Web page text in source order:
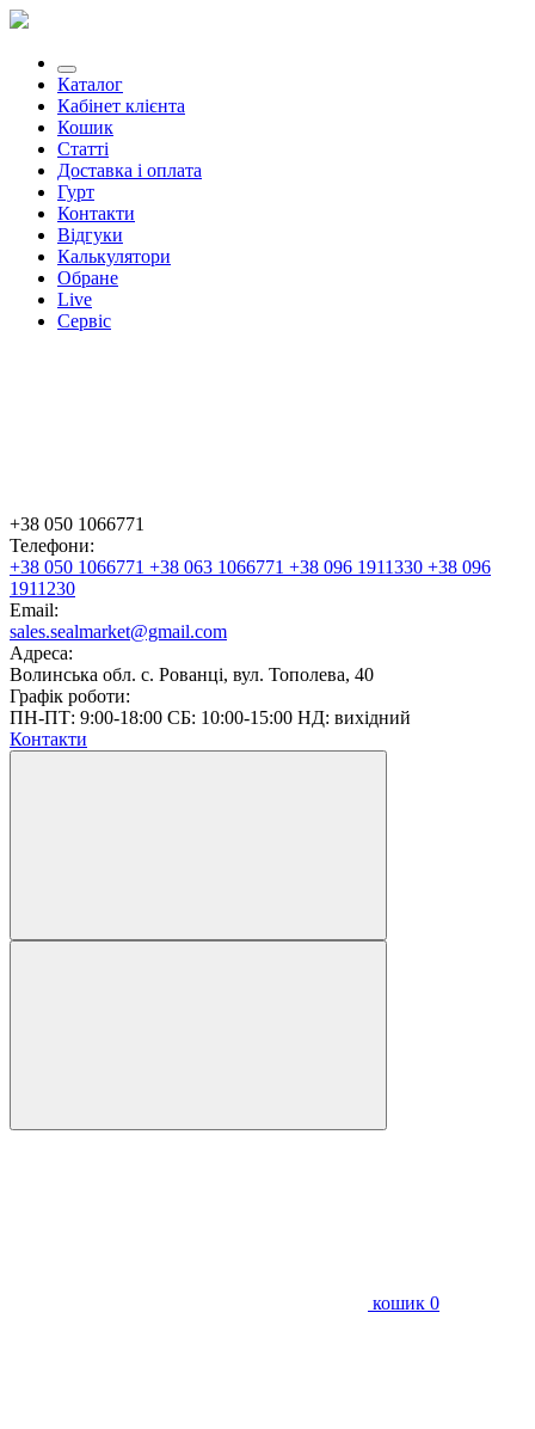
Каталог
Кабінет клієнта
Кошик
Статті
Доставка і оплата
Гурт
Контакти
Відгуки
Калькулятори
Обране
Live
Сервіс
+38 050 1066771
Телефони:
+38 050 1066771 +38 063 1066771 +38 096 1911330 +38 096
1911230
Email:
sales.sealmarket@gmail.com
Адреса:
Волинська обл. с. Рованці, вул. Тополева, 40
Графік роботи:
ПН-ПТ: 9:00-18:00 СБ: 10:00-15:00 НД: вихідний
Контакти
кошик 0